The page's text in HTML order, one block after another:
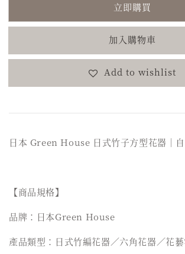
立即購買
加入購物車
Add to wishlist
日本 Green House 日式竹子方型花器｜
【商品規格】
品牌：日本Green House
產品類型：日式竹編花器／六角花器／花